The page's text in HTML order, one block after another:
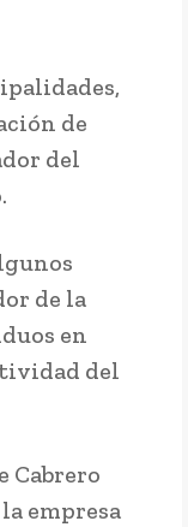
de
del
de la
en
del
Cabrero
empresa